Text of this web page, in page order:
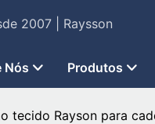
2007 | Raysson
Nós Produtos
tecido Rayson para